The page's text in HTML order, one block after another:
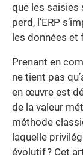
que les saisies
perd, l’ERP
les données
Prenant en
ne tient pas
en œuvre est
de la valeur
méthode
laquelle
évolutif ? Cet